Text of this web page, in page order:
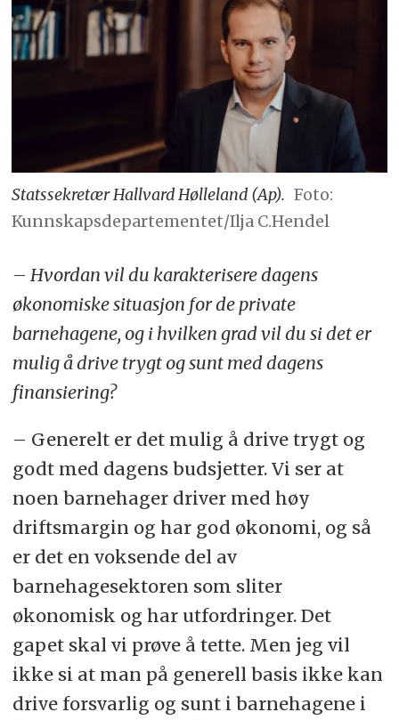
Statssekretær Hallvard Hølleland (Ap). Foto:
Kunnskapsdepartementet/Ilja C.Hendel
– Hvordan vil du karakterisere dagens
økonomiske situasjon for de private
barnehagene, og i hvilken grad vil du si det er
mulig å drive trygt og sunt med dagens
finansiering?
– Generelt er det mulig å drive trygt og
godt med dagens budsjetter. Vi ser at
noen barnehager driver med høy
driftsmargin og har god økonomi, og så
er det en voksende del av
barnehagesektoren som sliter
økonomisk og har utfordringer. Det
gapet skal vi prøve å tette. Men jeg vil
ikke si at man på generell basis ikke kan
drive forsvarlig og sunt i barnehagene i